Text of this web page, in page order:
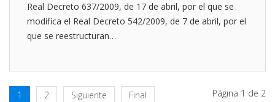
Real Decreto 637/2009, de 17 de abril, por el que se
modifica el Real Decreto 542/2009, de 7 de abril, por el
que se reestructuran…
1 2 Siguiente Final Página 1 de 2